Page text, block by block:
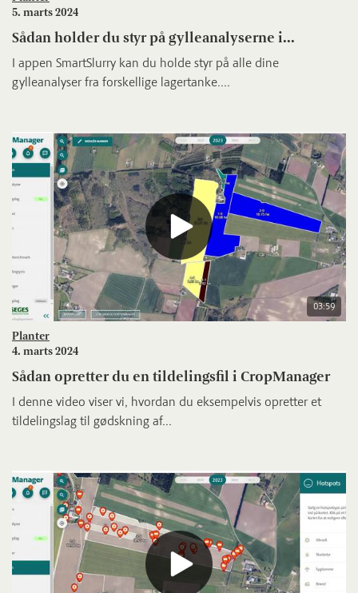
5. marts 2024
Sådan holder du styr på gylleanalyserne i...
I appen SmartSlurry kan du holde styr på alle dine
gylleanalyser fra forskellige lagertanke....
03:59
Planter
4. marts 2024
Sådan opretter du en tildelingsfil i CropManager
I denne video viser vi, hvordan du eksempelvis opretter et
tildelingslag til gødskning af...